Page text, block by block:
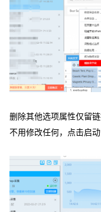
删除其他选项属性仅留
不用修改任何，点击启